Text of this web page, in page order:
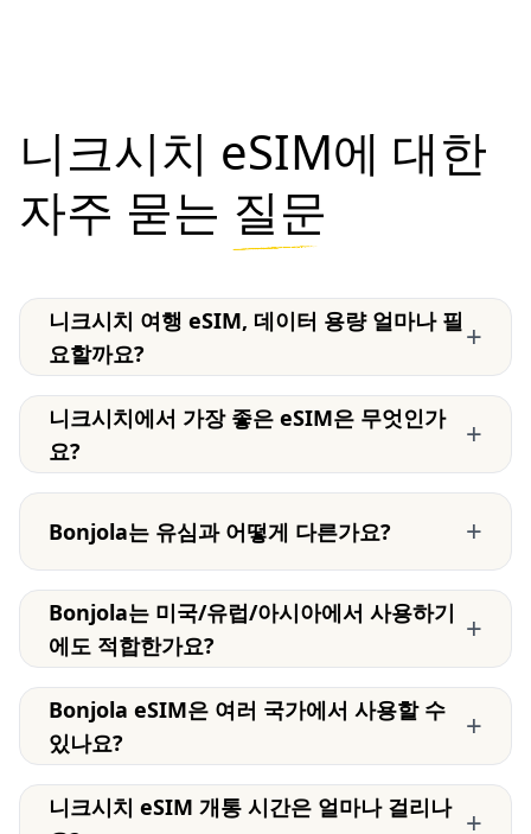
니크시치 eSIM에 대한
자주 묻는 질문
니크시치 여행 eSIM, 데이터 용량 얼마나 필
요할까요?
+
니크시치에서 가장 좋은 eSIM은 무엇인가
요?
+
Bonjola는 유심과 어떻게 다른가요? +
Bonjola는 미국/유럽/아시아에서 사용하기
에도 적합한가요?
+
Bonjola eSIM은 여러 국가에서 사용할 수
있나요?
+
니크시치 eSIM 개통 시간은 얼마나 걸리나 +